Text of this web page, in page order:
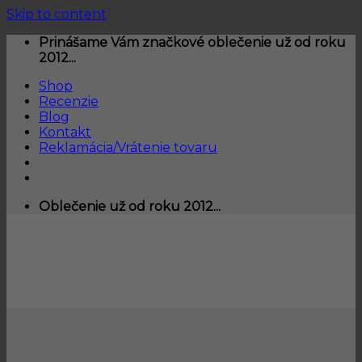
Skip to content
Prinášame Vám značkové oblečenie už od roku
2012...
Shop
Recenzie
Blog
Kontakt
Reklamácia/Vrátenie tovaru
Oblečenie už od roku 2012...